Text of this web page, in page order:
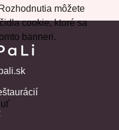
môžete
cookie, ktoré sa
banneri.